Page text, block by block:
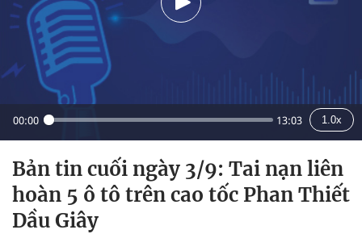
00:00 13:03 1.0x
Bản tin cuối ngày 3/9: Tai nạn liên
hoàn 5 ô tô trên cao tốc Phan Thiết
Dầu Giây